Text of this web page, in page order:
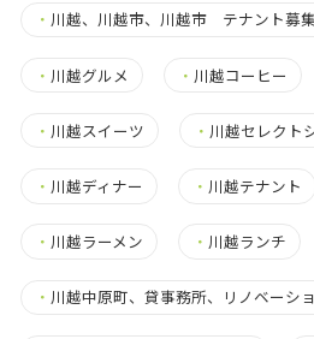
・ 川越、川越市、川越市 テナント募
・ 川越グルメ ・ 川越コーヒー
・ 川越スイーツ ・ 川越セレクト
・ 川越ディナー ・ 川越テナント
・ 川越ラーメン ・ 川越ランチ
・ 川越中原町、貸事務所、リノベーシ